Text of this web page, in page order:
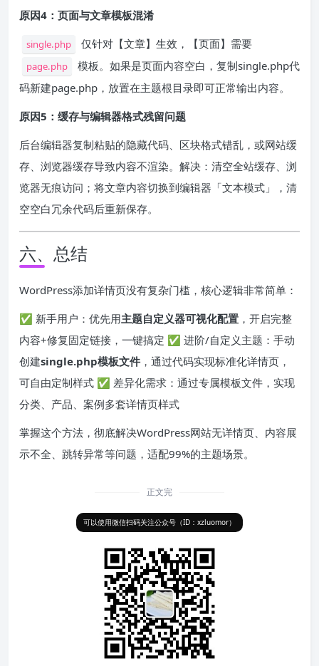
原因4：页面与文章模板混淆
single.php 仅针对【文章】生效，【页面】需要
page.php
模板。如果是页面内容空白，复制single.php代
码新建page.php，放置在主题根目录即可正常输出内容。
原因5：缓存与编辑器格式残留问题
后台编辑器复制粘贴的隐藏代码、区块格式错乱，或网站缓
存、浏览器缓存导致内容不渲染。解决：清空全站缓存、浏
览器无痕访问；将文章内容切换到编辑器「文本模式」，清
空空白冗余代码后重新保存。
六、总结
WordPress添加详情页没有复杂门槛，核心逻辑非常简单：
✅ 新手用户：优先用主题自定义器可视化配置 ，开启完整
内容+修复固定链接，一键搞定 ✅ 进阶/自定义主题：手动
创建single.php模板文件 ，通过代码实现标准化详情页，
可自由定制样式 ✅ 差异化需求：通过专属模板文件，实现
分类、产品、案例多套详情页样式
掌握这个方法，彻底解决WordPress网站无详情页、内容展
示不全、跳转异常等问题，适配99%的主题场景。
正文完
可以使用微信扫码关注公众号（ID：xzluomor）